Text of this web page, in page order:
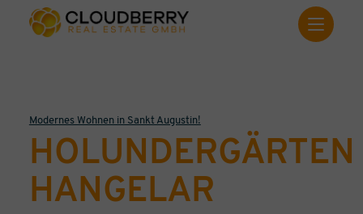
Modernes Wohnen in Sankt Augustin!
HOLUNDERGÄRTEN
HANGELAR